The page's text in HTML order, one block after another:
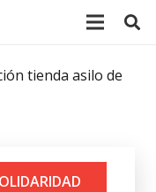
tienda asilo de